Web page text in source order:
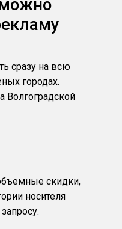
сразу на всю
городах.
Волгоградской
скидки,
носителя